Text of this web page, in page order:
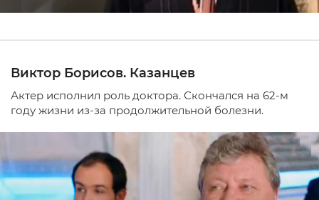
Виктор Борисов. Казанцев
Актер исполнил роль доктора. Скончался на 62-м
году жизни из-за продолжительной болезни.